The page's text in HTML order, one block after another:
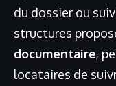
du dossier ou
structures
documentaire,
locataires de